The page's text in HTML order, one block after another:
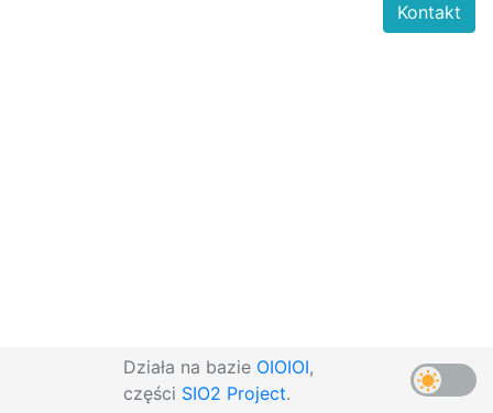
Działa na bazie OIOIOI,
części SIO2 Project.
Kontakt